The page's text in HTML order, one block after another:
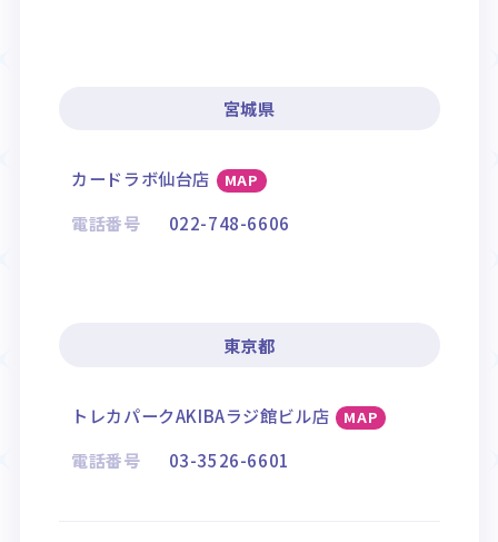
宮城県
カードラボ仙台店 MAP
電話番号 022-748-6606
東京都
トレカパークAKIBAラジ館ビル店 MAP
電話番号 03-3526-6601